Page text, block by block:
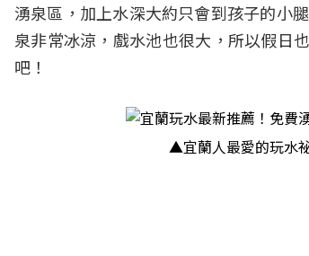
免費玩水景點｜東部推薦
花蓮玩水景點
湧泉區，加上水深大約只會到孩子的小
泉非常冰涼，戲水池也很大，所以假日
吧！
▲宜蘭人最愛的玩水